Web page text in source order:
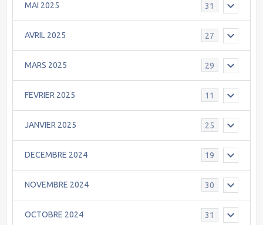
MAI 2025 31
AVRIL 2025 27
MARS 2025 29
FEVRIER 2025 11
JANVIER 2025 25
DECEMBRE 2024 19
NOVEMBRE 2024 30
OCTOBRE 2024 31